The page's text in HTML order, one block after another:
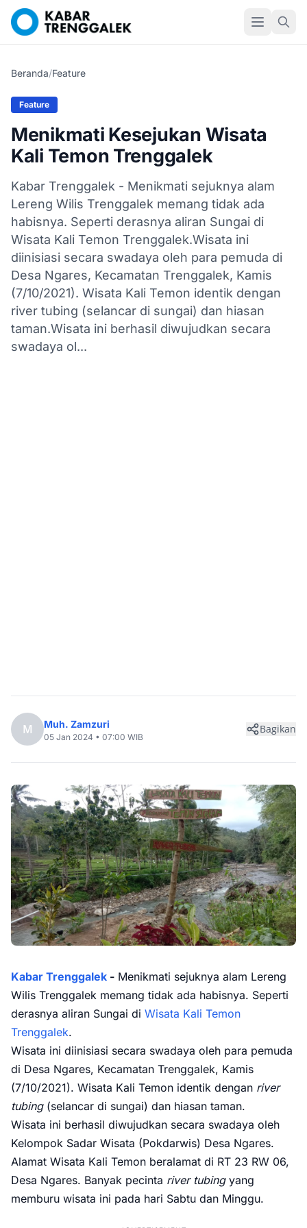
Beranda/Feature
Feature
Menikmati Kesejukan Wisata
Kali Temon Trenggalek
Kabar Trenggalek - Menikmati sejuknya alam
Lereng Wilis Trenggalek memang tidak ada
habisnya. Seperti derasnya aliran Sungai di
Wisata Kali Temon Trenggalek.Wisata ini
diinisiasi secara swadaya oleh para pemuda di
Desa Ngares, Kecamatan Trenggalek, Kamis
(7/10/2021). Wisata Kali Temon identik dengan
river tubing (selancar di sungai) dan hiasan
taman.Wisata ini berhasil diwujudkan secara
swadaya ol...
M Muh. Zamzuri
05 Jan 2024 • 07:00 WIB
Bagikan
Kabar Trenggalek - Menikmati sejuknya alam Lereng
Wilis Trenggalek memang tidak ada habisnya. Seperti
derasnya aliran Sungai di Wisata Kali Temon
Trenggalek.
Wisata ini diinisiasi secara swadaya oleh para pemuda
di Desa Ngares, Kecamatan Trenggalek, Kamis
(7/10/2021). Wisata Kali Temon identik dengan river
tubing (selancar di sungai) dan hiasan taman.
Wisata ini berhasil diwujudkan secara swadaya oleh
Kelompok Sadar Wisata (Pokdarwis) Desa Ngares.
Alamat Wisata Kali Temon beralamat di RT 23 RW 06,
Desa Ngares. Banyak pecinta river tubing yang
memburu wisata ini pada hari Sabtu dan Minggu.